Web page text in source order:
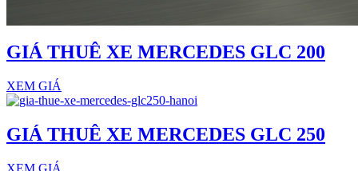
GIÁ THUÊ XE MERCEDES GLC 200
XEM GIÁ
GIÁ THUÊ XE MERCEDES GLC 250
XEM GIÁ